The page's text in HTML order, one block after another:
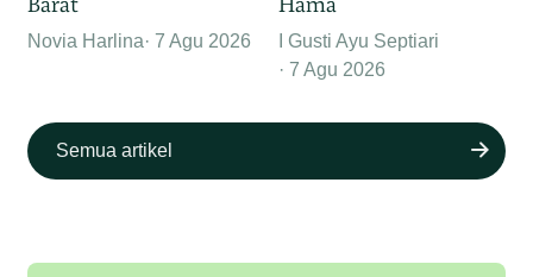
Novia Harlina 7 Agu 2026
I Gusti Ayu Septiari
7 Agu 2026
Semua artikel